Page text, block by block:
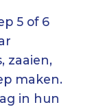
5 of 6
zaaien,
maken.
in hun